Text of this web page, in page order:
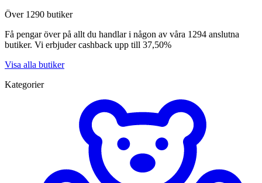
Över 1290 butiker
Få pengar över på allt du handlar i någon av våra 1294 anslutna
butiker. Vi erbjuder cashback upp till 37,50%
Visa alla butiker
Kategorier